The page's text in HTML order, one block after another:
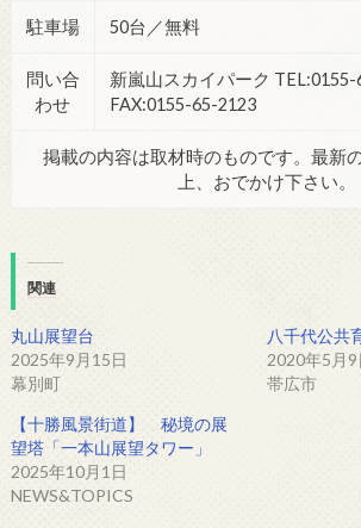
駐車場 50台／無料
問い合
わせ
新嵐山スカイパーク TEL:0155-
FAX:0155-65-2123
掲載の内容は取材時のものです。最新
上、おでかけ下さい。
関連
丸山展望台
2025年9月15日
幕別町
八千代公共
2020年5月9
帯広市
【十勝風景街道】 秘境の展
望塔「一本山展望タワー」
2025年10月1日
NEWS&TOPICS